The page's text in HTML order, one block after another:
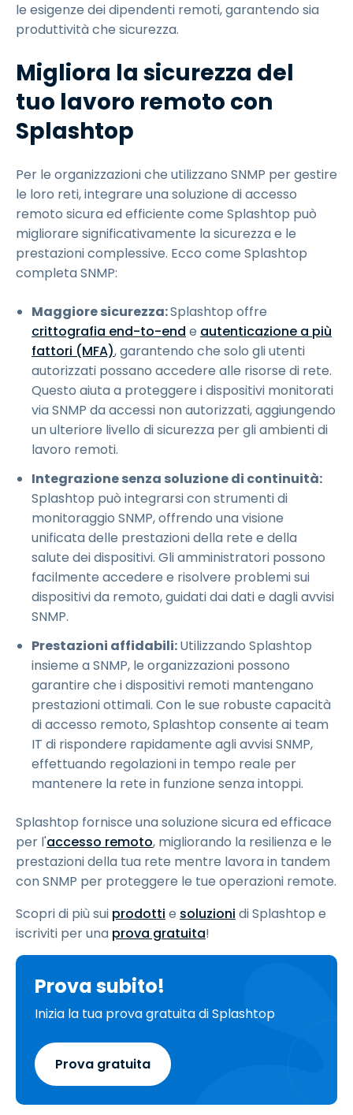
le esigenze dei dipendenti remoti, garantendo sia
produttività che sicurezza.
Migliora la sicurezza del
tuo lavoro remoto con
Splashtop
Per le organizzazioni che utilizzano SNMP per gestire
le loro reti, integrare una soluzione di accesso
remoto sicura ed efficiente come Splashtop può
migliorare significativamente la sicurezza e le
prestazioni complessive. Ecco come Splashtop
completa SNMP:
Maggiore sicurezza:Splashtop offre
crittografia end-to-end e autenticazione a più
fattori (MFA), garantendo che solo gli utenti
autorizzati possano accedere alle risorse di rete.
Questo aiuta a proteggere i dispositivi monitorati
via SNMP da accessi non autorizzati, aggiungendo
un ulteriore livello di sicurezza per gli ambienti di
lavoro remoti.
Integrazione senza soluzione di continuità:
Splashtop può integrarsi con strumenti di
monitoraggio SNMP, offrendo una visione
unificata delle prestazioni della rete e della
salute dei dispositivi. Gli amministratori possono
facilmente accedere e risolvere problemi sui
dispositivi da remoto, guidati dai dati e dagli avvisi
SNMP.
Prestazioni affidabili:Utilizzando Splashtop
insieme a SNMP, le organizzazioni possono
garantire che i dispositivi remoti mantengano
prestazioni ottimali. Con le sue robuste capacità
di accesso remoto, Splashtop consente ai team
IT di rispondere rapidamente agli avvisi SNMP,
effettuando regolazioni in tempo reale per
mantenere la rete in funzione senza intoppi.
Splashtop fornisce una soluzione sicura ed efficace
per l'accesso remoto, migliorando la resilienza e le
prestazioni della tua rete mentre lavora in tandem
con SNMP per proteggere le tue operazioni remote.
Scopri di più sui prodotti e soluzioni di Splashtop e
iscriviti per una prova gratuita!
Prova subito!
Inizia la tua prova gratuita di Splashtop
Prova gratuita